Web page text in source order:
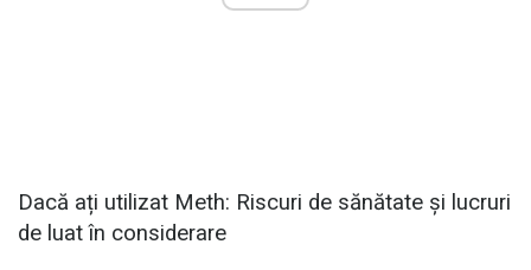
Dacă ați utilizat Meth: Riscuri de sănătate și lucruri
de luat în considerare